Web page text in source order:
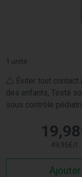
1 unité
Éviter tout contact
des enfants, Testé
sous contrôle
19,98
49,95€/l.
Ajouter